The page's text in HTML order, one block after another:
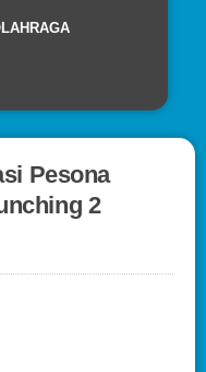
Pesona
2